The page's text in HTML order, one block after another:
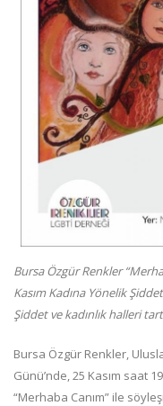
Bursa Özgür Renkler
Kasım Kadına Yönelik
Şiddet ve kadınlık halleri
Bursa Özgür Renkler,
Günü’nde, 25 Kasım saat
“Merhaba Canım” ile